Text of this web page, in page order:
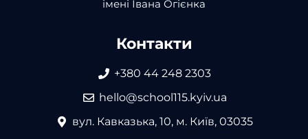
імені Івана Огієнка
Контакти
+380 44 248 2303
hello@school115.kyiv.ua
вул. Кавказька, 10, м. Київ, 03035